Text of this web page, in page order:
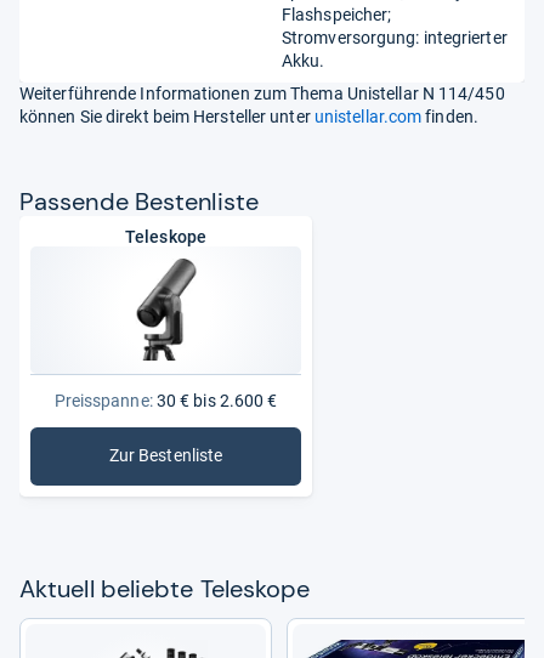
Flashspeicher;
Stromversorgung: integrierter
Akku.
Weiterführende Informationen zum Thema Unistellar N 114/450
können Sie direkt beim Hersteller unter unistellar.comfinden.
Pas­sende Bes­ten­liste
Teleskope
Preisspanne:30 € bis 2.600 €
Zur Bestenliste
: Teleskope
Aktu­ell beliebte Tele­skope